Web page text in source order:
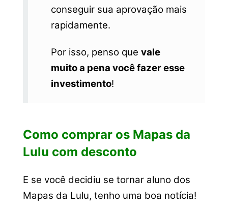
conseguir sua aprovação mais
rapidamente.
Por isso, penso que vale
muito a pena você fazer esse
investimento!
Como comprar os Mapas da
Lulu com desconto
E se você decidiu se tornar aluno dos
Mapas da Lulu, tenho uma boa notícia!